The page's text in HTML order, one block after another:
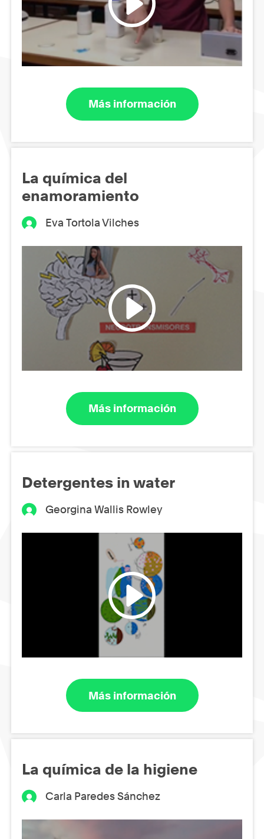
Más información
La química del
enamoramiento
Eva Tortola Vilches
Más información
Detergentes in water
Georgina Wallis Rowley
Más información
La química de la higiene
Carla Paredes Sánchez